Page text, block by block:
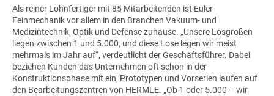
Als reiner Lohnfertiger mit 85 Mitarbeitenden ist Euler
Feinmechanik vor allem in den Branchen Vakuum- und
Medizintechnik, Optik und Defense zuhause. „Unsere Losgrößen
liegen zwischen 1 und 5.000, und diese Lose legen wir meist
mehrmals im Jahr auf“, verdeutlicht der Geschäftsführer. Dabei
beziehen Kunden das Unternehmen oft schon in der
Konstruktionsphase mit ein, Prototypen und Vorserien laufen auf
den Bearbeitungszentren von HERMLE. „Ob 1 oder 5.000 – wir